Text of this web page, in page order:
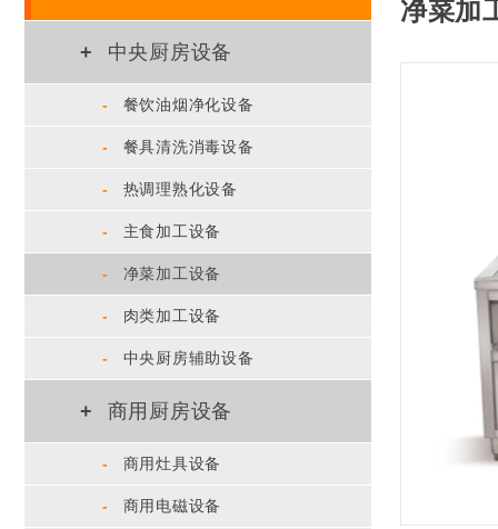
+ 中央厨房设备
- 餐饮油烟净化设备
- 餐具清洗消毒设备
- 热调理熟化设备
- 主食加工设备
- 净菜加工设备
- 肉类加工设备
- 中央厨房辅助设备
+ 商用厨房设备
- 商用灶具设备
- 商用电磁设备
净菜加